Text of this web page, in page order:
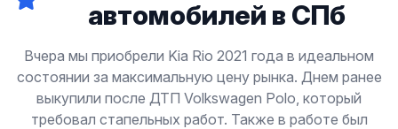
автомобилей в СПб
Вчера мы приобрели Kia Rio 2021 года в идеальном
состоянии за максимальную цену рынка. Днем ранее
выкупили после ДТП Volkswagen Polo, который
требовал стапельных работ. Также в работе был